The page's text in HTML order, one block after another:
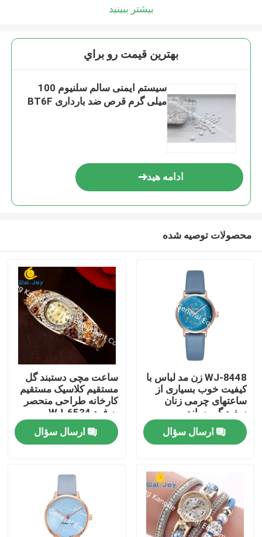
محصولات
درباره ما
بیشتر ببینید
بهترين قيمت رو براي
سیستم ایمنی سالم سلنیوم 100
میلی گرم قرص ضد بارداری BT6F
ادامه هید
محصولات توصیه شده
WJ-8448 زن مد لباس با
کیفیت خوب بسیاری از
ساعتهای چرمی زنان
سفید گروه باند
ارسال سؤال
ساعت مچی دستبند گل
مستقیم کلاسیک مستقیم
کارخانه طراحی منحصر
به فرد WJ-6534
ارسال سؤال